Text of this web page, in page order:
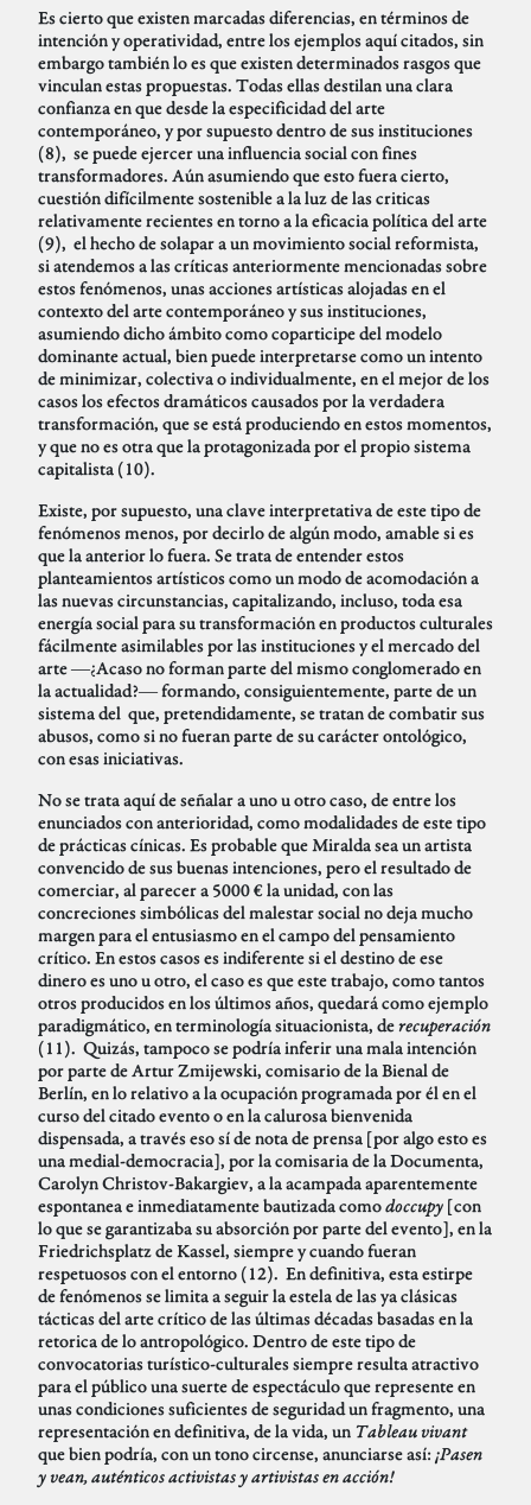
Es cierto que existen marcadas diferencias, en términos de
intención y operatividad, entre los ejemplos aquí citados, sin
embargo también lo es que existen determinados rasgos que
vinculan estas propuestas. Todas ellas destilan una clara
confianza en que desde la especificidad del arte
contemporáneo, y por supuesto dentro de sus instituciones
(8), se puede ejercer una influencia social con fines
transformadores. Aún asumiendo que esto fuera cierto,
cuestión difícilmente sostenible a la luz de las criticas
relativamente recientes en torno a la eficacia política del arte
(9), el hecho de solapar a un movimiento social reformista,
si atendemos a las críticas anteriormente mencionadas sobre
estos fenómenos, unas acciones artísticas alojadas en el
contexto del arte contemporáneo y sus instituciones,
asumiendo dicho ámbito como coparticipe del modelo
dominante actual, bien puede interpretarse como un intento
de minimizar, colectiva o individualmente, en el mejor de los
casos los efectos dramáticos causados por la verdadera
transformación, que se está produciendo en estos momentos,
y que no es otra que la protagonizada por el propio sistema
capitalista (10).
Existe, por supuesto, una clave interpretativa de este tipo de
fenómenos menos, por decirlo de algún modo, amable si es
que la anterior lo fuera. Se trata de entender estos
planteamientos artísticos como un modo de acomodación a
las nuevas circunstancias, capitalizando, incluso, toda esa
energía social para su transformación en productos culturales
fácilmente asimilables por las instituciones y el mercado del
arte ―¿Acaso no forman parte del mismo conglomerado en
la actualidad?― formando, consiguientemente, parte de un
sistema del que, pretendidamente, se tratan de combatir sus
abusos, como si no fueran parte de su carácter ontológico,
con esas iniciativas.
No se trata aquí de señalar a uno u otro caso, de entre los
enunciados con anterioridad, como modalidades de este tipo
de prácticas cínicas. Es probable que Miralda sea un artista
convencido de sus buenas intenciones, pero el resultado de
comerciar, al parecer a 5000 € la unidad, con las
concreciones simbólicas del malestar social no deja mucho
margen para el entusiasmo en el campo del pensamiento
crítico. En estos casos es indiferente si el destino de ese
dinero es uno u otro, el caso es que este trabajo, como tantos
otros producidos en los últimos años, quedará como ejemplo
paradigmático, en terminología situacionista, derecuperación
(11). Quizás, tampoco se podría inferir una mala intención
por parte de Artur Zmijewski, comisario de la Bienal de
Berlín, en lo relativo a la ocupación programada por él en el
curso del citado evento o en la calurosa bienvenida
dispensada, a través eso sí de nota de prensa [por algo esto es
una medial-democracia], por la comisaria de la Documenta,
Carolyn Christov-Bakargiev, a la acampada aparentemente
espontanea e inmediatamente bautizada comodoccupy [con
lo que se garantizaba su absorción por parte del evento], en la
Friedrichsplatz de Kassel, siempre y cuando fueran
respetuosos con el entorno (12). En definitiva, esta estirpe
de fenómenos se limita a seguir la estela de las ya clásicas
tácticas del arte crítico de las últimas décadas basadas en la
retorica de lo antropológico. Dentro de este tipo de
convocatorias turístico-culturales siempre resulta atractivo
para el público una suerte de espectáculo que represente en
unas condiciones suficientes de seguridad un fragmento, una
representación en definitiva, de la vida, un Tableau vivant
que bien podría, con un tono circense, anunciarse así:¡Pasen
y vean, auténticos activistas y artivistas en acción!